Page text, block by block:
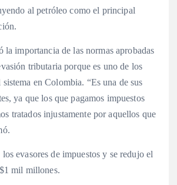
al petróleo como el principal
la importancia de las normas aprobadas
tributaria porque es uno de los
sistema en Colombia. “Es una de sus
ya que los que pagamos impuestos
tratados injustamente por aquellos que
evasores de impuestos y se redujo el
mil millones.